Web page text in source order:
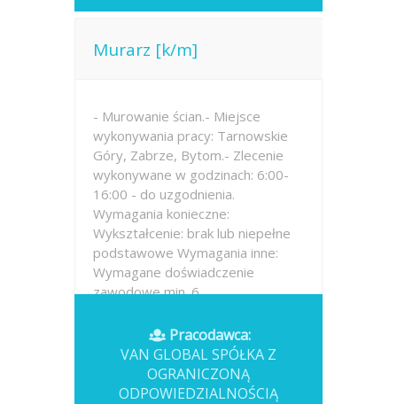
Murarz [k/m]
- Murowanie ścian.- Miejsce
wykonywania pracy: Tarnowskie
Góry, Zabrze, Bytom.- Zlecenie
wykonywane w godzinach: 6:00-
16:00 - do uzgodnienia.
Wymagania konieczne:
Wykształcenie: brak lub niepełne
podstawowe Wymagania inne:
Wymagane doświadczenie
zawodowe min. 6...
Opublikowano: wczoraj
Pracodawca:
VAN GLOBAL SPÓŁKA Z
OGRANICZONĄ
ODPOWIEDZIALNOŚCIĄ